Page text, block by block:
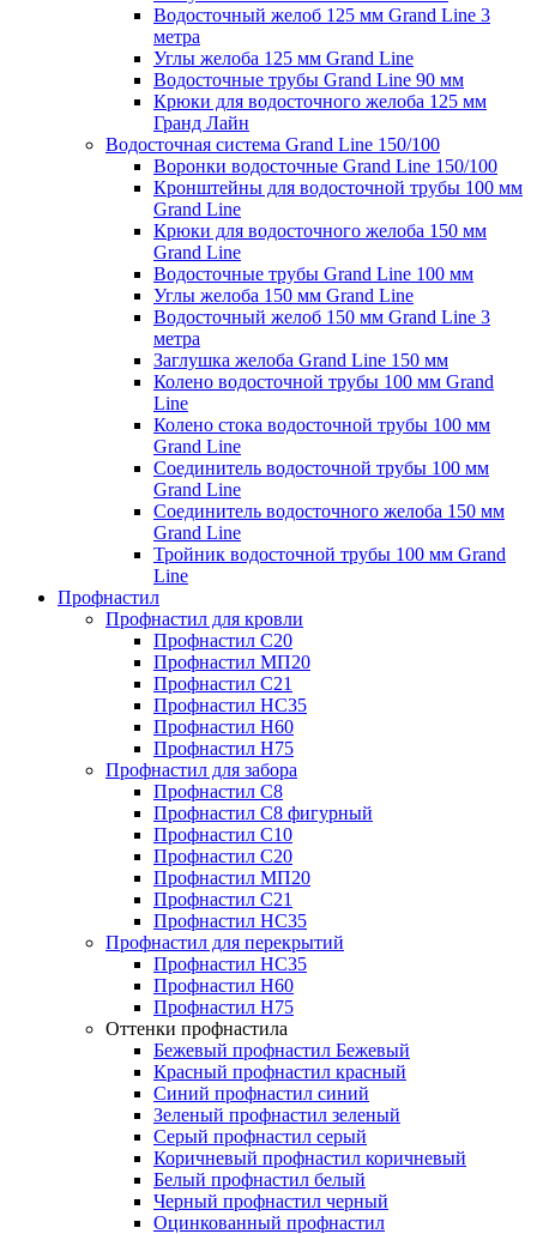
Водосточный желоб 125 мм Grand Line 3
метра
Углы желоба 125 мм Grand Line
Водосточные трубы Grand Line 90 мм
Крюки для водосточного желоба 125 мм
Гранд Лайн
Водосточная система Grand Line 150/100
Воронки водосточные Grand Line 150/100
Кронштейны для водосточной трубы 100 мм
Grand Line
Крюки для водосточного желоба 150 мм
Grand Line
Водосточные трубы Grand Line 100 мм
Углы желоба 150 мм Grand Line
Водосточный желоб 150 мм Grand Line 3
метра
Заглушка желоба Grand Line 150 мм
Колено водосточной трубы 100 мм Grand
Line
Колено стока водосточной трубы 100 мм
Grand Line
Соединитель водосточной трубы 100 мм
Grand Line
Соединитель водосточного желоба 150 мм
Grand Line
Тройник водосточной трубы 100 мм Grand
Line
Профнастил
Профнастил для кровли
Профнастил С20
Профнастил МП20
Профнастил С21
Профнастил НС35
Профнастил Н60
Профнастил Н75
Профнастил для забора
Профнастил С8
Профнастил С8 фигурный
Профнастил С10
Профнастил С20
Профнастил МП20
Профнастил С21
Профнастил НС35
Профнастил для перекрытий
Профнастил НС35
Профнастил Н60
Профнастил Н75
Оттенки профнастила
Бежевый профнастил Бежевый
Красный профнастил красный
Синий профнастил синий
Зеленый профнастил зеленый
Серый профнастил серый
Коричневый профнастил коричневый
Белый профнастил белый
Черный профнастил черный
Оцинкованный профнастил